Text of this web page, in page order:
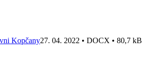
Kopčany27. 04. 2022 • DOCX • 80,7 kB